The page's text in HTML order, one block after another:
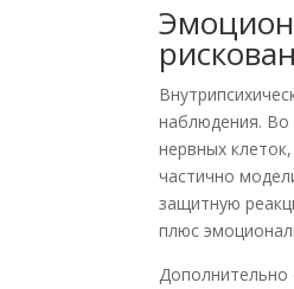
наблюдения. Во
нервных
частично
защитную
плюс
Дополнительно